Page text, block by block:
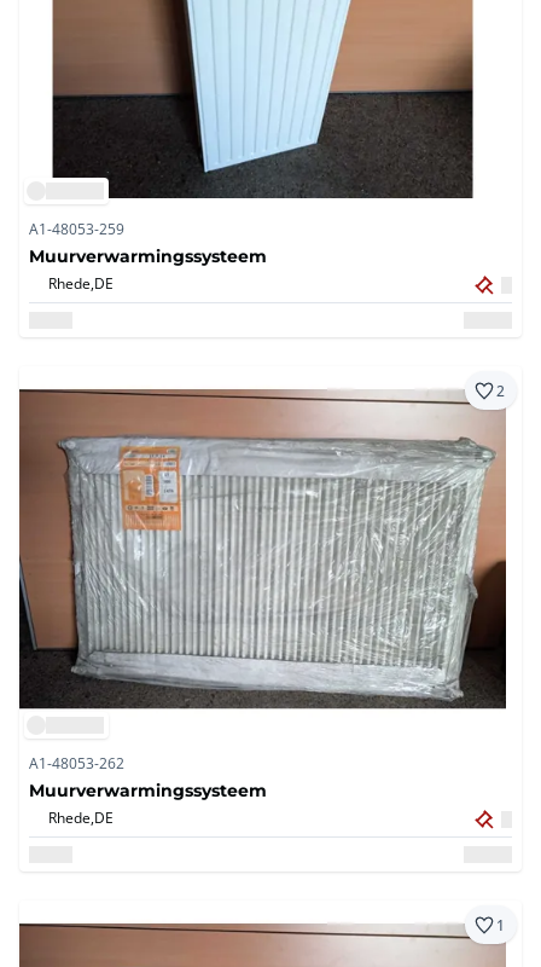
A1-48053-259
Muurverwarmingssysteem
Rhede,DE
2
A1-48053-262
Muurverwarmingssysteem
Rhede,DE
1